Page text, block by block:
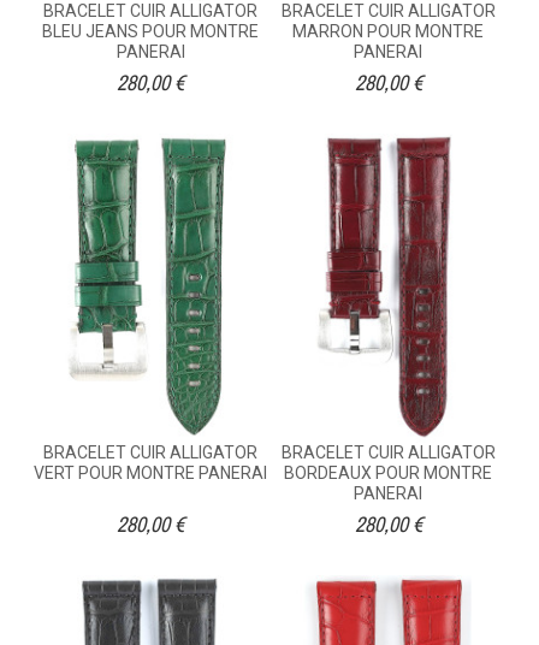
BRACELET CUIR ALLIGATOR
BLEU JEANS POUR MONTRE
PANERAI
280,00 €
BRACELET CUIR ALLIGATOR
MARRON POUR MONTRE
PANERAI
280,00 €
BRACELET CUIR ALLIGATOR
VERT POUR MONTRE PANERAI
280,00 €
BRACELET CUIR ALLIGATOR
BORDEAUX POUR MONTRE
PANERAI
280,00 €